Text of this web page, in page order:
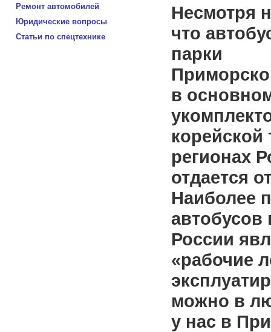
Ремонт автомобилей
Юридические вопросы
Статьи по спецтехнике
Несмотря
что
парки
в
корейской
регионах
отдается
Наиболее
автобусов
России
«рабочие
можно в
у нас в